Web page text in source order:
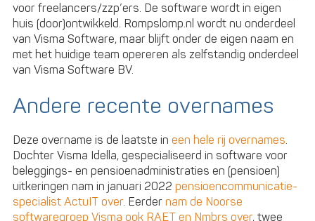
voor freelancers/zzp’ers. De software wordt in eigen
huis (door)ontwikkeld. Rompslomp.nl wordt nu onderdeel
van Visma Software, maar blijft onder de eigen naam en
met het huidige team opereren als zelfstandig onderdeel
van Visma Software BV.
Andere recente overnames
Deze overname is de laatste ineen hele rij overnames.
Dochter Visma Idella, gespecialiseerd in software voor
beleggings- en pensioenadministraties en (pensioen)
uitkeringen nam in januari 2022pensioencommunicatie-
specialist ActuIT over. Eerdernam de Noorse
softwaregroep Visma ook RAET en Nmbrs over, twee